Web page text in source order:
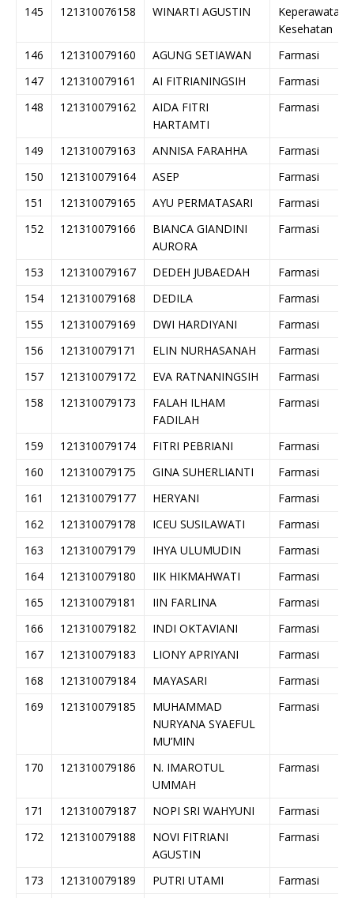
145
121310076158 WINARTI AGUSTIN
Keperawatan
Kesehatan
146
121310079160 AGUNG SETIAWAN
Farmasi
147
121310079161 AI FITRIANINGSIH
Farmasi
148
121310079162
AIDA FITRI
HARTAMTI
Farmasi
149 121310079163 ANNISA FARAHHA
Farmasi
150
121310079164 ASEP
Farmasi
151
121310079165 AYU PERMATASARI
Farmasi
152
121310079166
BIANCA GIANDINI
AURORA
Farmasi
153 121310079167 DEDEH JUBAEDAH
Farmasi
154
121310079168 DEDILA
Farmasi
155
121310079169 DWI HARDIYANI
Farmasi
156
121310079171 ELIN NURHASANAH
Farmasi
157
121310079172 EVA RATNANINGSIH
Farmasi
158
121310079173
FALAH ILHAM
FADILAH
Farmasi
159 121310079174 FITRI PEBRIANI
Farmasi
160
121310079175 GINA SUHERLIANTI
Farmasi
161
121310079177 HERYANI
Farmasi
162
121310079178 ICEU SUSILAWATI
Farmasi
163
121310079179 IHYA ULUMUDIN
Farmasi
164
121310079180 IIK HIKMAHWATI
Farmasi
165
121310079181 IIN FARLINA
Farmasi
166
121310079182 INDI OKTAVIANI
Farmasi
167
121310079183 LIONY APRIYANI
Farmasi
168
121310079184 MAYASARI
Farmasi
169
121310079185
MUHAMMAD
NURYANA SYAEFUL
MU’MIN
Farmasi
170 121310079186
N. IMAROTUL
UMMAH
Farmasi
171 121310079187 NOPI SRI WAHYUNI
Farmasi
172
121310079188
NOVI FITRIANI
AGUSTIN
Farmasi
173 121310079189 PUTRI UTAMI
Farmasi